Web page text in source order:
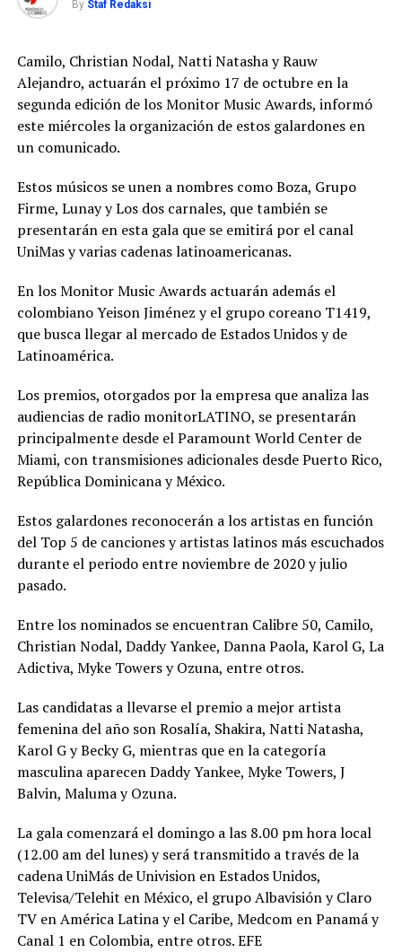
By Staf Redaksi
Camilo, Christian Nodal, Natti Natasha y Rauw
Alejandro, actuarán el próximo 17 de octubre en la
segunda edición de los Monitor Music Awards, informó
este miércoles la organización de estos galardones en
un comunicado.
Estos músicos se unen a nombres como Boza, Grupo
Firme, Lunay y Los dos carnales, que también se
presentarán en esta gala que se emitirá por el canal
UniMas y varias cadenas latinoamericanas.
En los Monitor Music Awards actuarán además el
colombiano Yeison Jiménez y el grupo coreano T1419,
que busca llegar al mercado de Estados Unidos y de
Latinoamérica.
Los premios, otorgados por la empresa que analiza las
audiencias de radio monitorLATINO, se presentarán
principalmente desde el Paramount World Center de
Miami, con transmisiones adicionales desde Puerto Rico,
República Dominicana y México.
Estos galardones reconocerán a los artistas en función
del Top 5 de canciones y artistas latinos más escuchados
durante el periodo entre noviembre de 2020 y julio
pasado.
Entre los nominados se encuentran Calibre 50, Camilo,
Christian Nodal, Daddy Yankee, Danna Paola, Karol G, La
Adictiva, Myke Towers y Ozuna, entre otros.
Las candidatas a llevarse el premio a mejor artista
femenina del año son Rosalía, Shakira, Natti Natasha,
Karol G y Becky G, mientras que en la categoría
masculina aparecen Daddy Yankee, Myke Towers, J
Balvin, Maluma y Ozuna.
La gala comenzará el domingo a las 8.00 pm hora local
(12.00 am del lunes) y será transmitido a través de la
cadena UniMás de Univision en Estados Unidos,
Televisa/Telehit en México, el grupo Albavisión y Claro
TV en América Latina y el Caribe, Medcom en Panamá y
Canal 1 en Colombia, entre otros. EFE